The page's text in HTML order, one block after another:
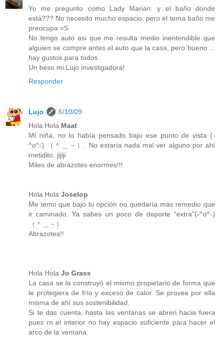
Yo me pregunto como Lady Marian: y el baño donde
está??? No necesito mucho espacio, pero el tema baño me
preocupa =S
No tengo auto asi que me resulta medio inentendible que
alguien se compre antes el auto que la casa, pero bueno ...
hay gustos para todos.
Un beso mi Lujo investigadora!
Responder
Lujo
6/10/09
Hola Hola Maat
Mi niña, no lo había pensado bajo ese punto de vista (-
^o^-) （＾＿－）. No estaría nada mal ver alguno por ahí
metidito. jijiji
Miles de abrazotes enormes!!!
Hola Hola Joselop
Me temo que bajo tu opción no quedaría más remedio que
ir caminado. Ya sabes un poco de deporte "extra"(-^o^-)
（＾＿－）
Abrazotes!!
Hola Hola Jo Grass
La casa se la construyó el mismo propietario de forma que
le protegiera de frío y exceso de calor. Se provee por ella
misma de ahí sus sostenibilidad.
Si te das cuenta, hasta las ventanas se abren hacia fuera
pues rn el interior no hay espacio suficiente para hacer el
arco de la ventana.